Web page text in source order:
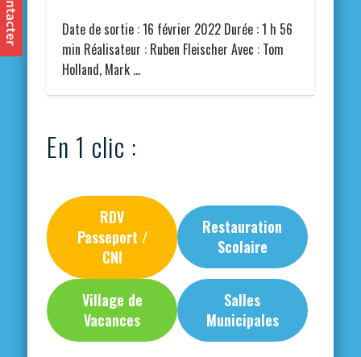
Date de sortie : 16 février 2022 Durée : 1 h 56
min Réalisateur : Ruben Fleischer Avec : Tom
Holland, Mark …
En 1 clic :
RDV
Passeport /
CNI
Restauration
Scolaire
Village de
Vacances
Salles
Municipales